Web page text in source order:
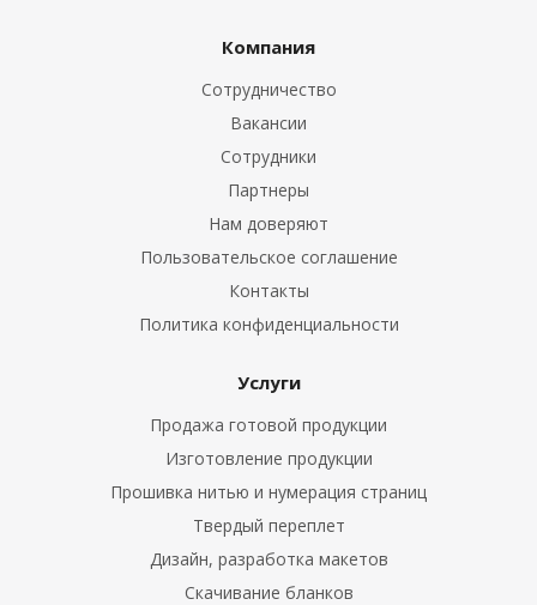
Компания
Сотрудничество
Вакансии
Сотрудники
Партнеры
Нам доверяют
Пользовательское соглашение
Контакты
Политика конфиденциальности
Услуги
Продажа готовой продукции
Изготовление продукции
Прошивка нитью и нумерация страниц
Твердый переплет
Дизайн, разработка макетов
Скачивание бланков